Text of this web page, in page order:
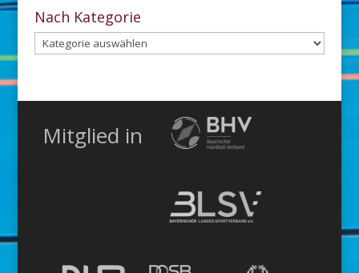
Archiv
Nach Kategorie
Nach
Kategorie
Mitglied in